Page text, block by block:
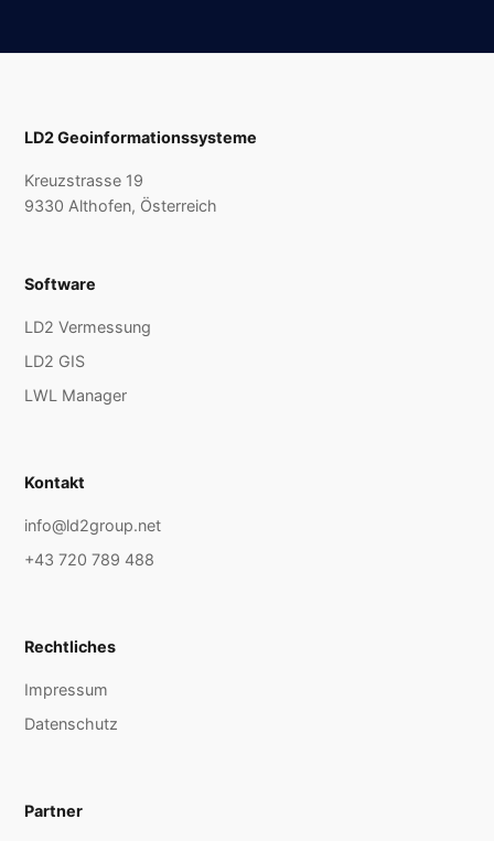
LD2 Geoinformationssysteme
Kreuzstrasse 19
9330 Althofen, Österreich
Software
LD2 Vermessung
LD2 GIS
LWL Manager
Kontakt
info@ld2group.net
+43 720 789 488
Rechtliches
Impressum
Datenschutz
Partner